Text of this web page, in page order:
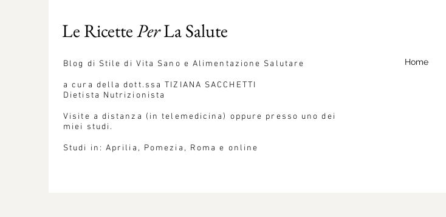
Le RicettePerLa Salute
Blog di Stile di Vita Sano e Alimentazione Salutare
a cura della dott.ssaTIZIANA SACCHETTI
Dietista Nutrizionista
Visite a distanza (in telemedicina) oppure presso uno dei
miei studi.
Studi in: Aprilia, Pomezia, Roma e online
Home